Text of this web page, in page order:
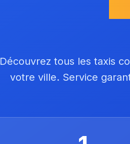
Découvrez tous les taxis
votre ville. Service